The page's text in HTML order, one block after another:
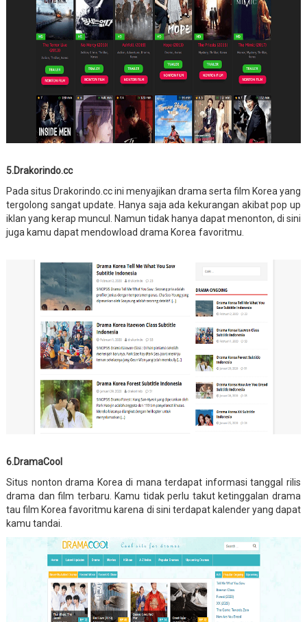
5.Drakorindo.cc
Pada situs Drakorindo.cc ini menyajikan drama serta film Korea yang
tergolong sangat update. Hanya saja ada kekurangan akibat pop up
iklan yang kerap muncul. Namun tidak hanya dapat menonton, di sini
juga kamu dapat mendowload drama Korea favoritmu.
6.DramaCool
Situs nonton drama Korea di mana terdapat informasi tanggal rilis
drama dan film terbaru. Kamu tidak perlu takut ketinggalan drama
tau film Korea favoritmu karena di sini terdapat kalender yang dapat
kamu tandai.